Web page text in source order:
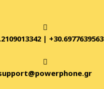
| +30.6977639563